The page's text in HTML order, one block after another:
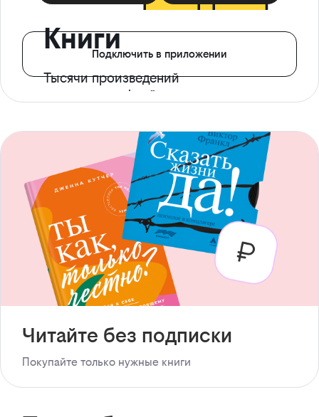
Книги
Тысячи произведений
с доступом офлайн
Подключить в приложении
Читайте без подписки
Покупайте только нужные книги